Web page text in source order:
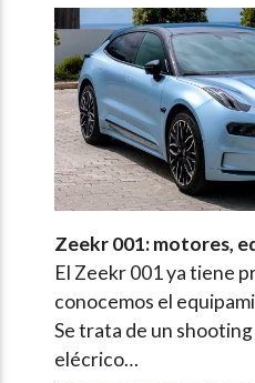
Zeekr 001: motores,
El Zeekr 001 ya tiene
conocemos el
Se trata de un
elécrico…